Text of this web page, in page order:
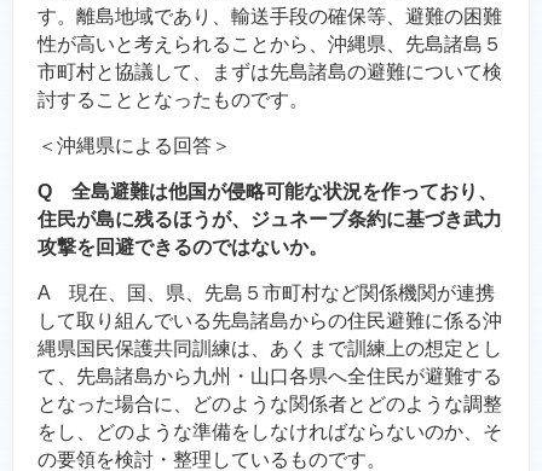
す。離島地域であり、輸送手段の確保等、避難の困難
性が高いと考えられることから、沖縄県、先島諸島５
市町村と協議して、まずは先島諸島の避難について検
討することとなったものです。
＜沖縄県による回答＞
Q 全島避難は他国が侵略可能な状況を作っており、
住民が島に残るほうが、ジュネーブ条約に基づき武力
攻撃を回避できるのではないか。
A 現在、国、県、先島５市町村など関係機関が連携
して取り組んでいる先島諸島からの住民避難に係る沖
縄県国民保護共同訓練は、あくまで訓練上の想定とし
て、先島諸島から九州・山口各県へ全住民が避難する
となった場合に、どのような関係者とどのような調整
をし、どのような準備をしなければならないのか、そ
の要領を検討・整理しているものです。